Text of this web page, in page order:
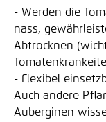
- Werden die
nass,
Abtrocknen
- Flexibel
Auch andere
Auberginen